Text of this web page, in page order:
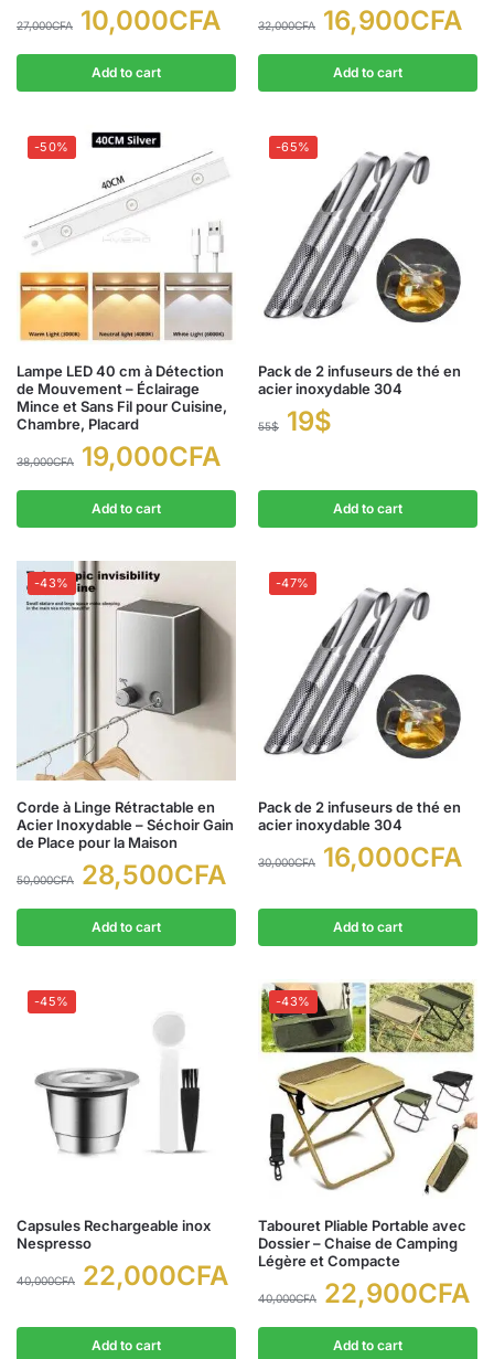
27,000CFA 10,000CFA
Add to cart
32,000CFA 16,900CFA
Add to cart
-50%
Lampe LED 40 cm à Détection
de Mouvement – Éclairage
Mince et Sans Fil pour Cuisine,
Chambre, Placard
38,000CFA 19,000CFA
Add to cart
-65%
Pack de 2 infuseurs de thé en
acier inoxydable 304
55$ 19$
Add to cart
-43%
Corde à Linge Rétractable en
Acier Inoxydable – Séchoir Gain
de Place pour la Maison
50,000CFA 28,500CFA
Add to cart
-47%
Pack de 2 infuseurs de thé en
acier inoxydable 304
30,000CFA 16,000CFA
Add to cart
-45%
Capsules Rechargeable inox
Nespresso
40,000CFA 22,000CFA
Add to cart
-43%
Tabouret Pliable Portable avec
Dossier – Chaise de Camping
Légère et Compacte
40,000CFA 22,900CFA
Add to cart